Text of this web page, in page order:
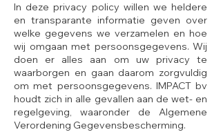
In deze privacy policy willen we heldere
en transparante informatie geven over
welke gegevens we verzamelen en hoe
wij omgaan met persoonsgegevens. Wij
doen er alles aan om uw privacy te
waarborgen en gaan daarom zorgvuldig
om met persoonsgegevens. IMPACT bv
houdt zich in alle gevallen aan de wet- en
regelgeving, waaronder de Algemene
Verordening Gegevensbescherming.